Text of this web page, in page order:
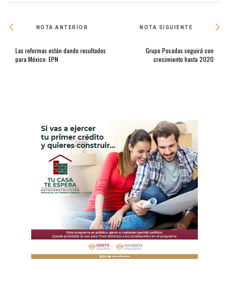
NOTA ANTERIOR
Las reformas están dando resultados
para México: EPN
NOTA SIGUIENTE
Grupo Posadas seguirá con
crecimiento hasta 2020